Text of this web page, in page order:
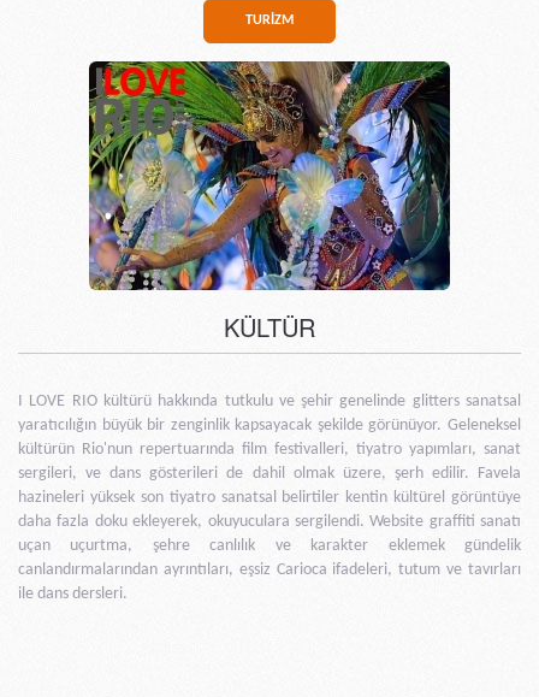
TURİZM
KÜLTÜR
I LOVE RIO kültürü hakkında tutkulu ve şehir genelinde glitters sanatsal
yaratıcılığın büyük bir zenginlik kapsayacak şekilde görünüyor. Geleneksel
kültürün Rio'nun repertuarında film festivalleri, tiyatro yapımları, sanat
sergileri, ve dans gösterileri de dahil olmak üzere, şerh edilir. Favela
hazineleri yüksek son tiyatro sanatsal belirtiler kentin kültürel görüntüye
daha fazla doku ekleyerek, okuyuculara sergilendi. Website graffiti sanatı
uçan uçurtma, şehre canlılık ve karakter eklemek gündelik
canlandırmalarından ayrıntıları, eşsiz Carioca ifadeleri, tutum ve tavırları
ile dans dersleri.